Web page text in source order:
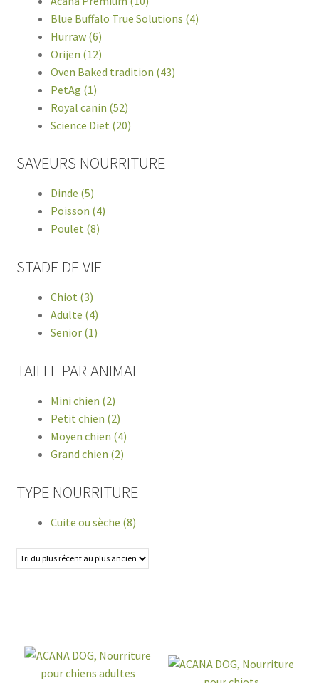
Blue Buffalo True Solutions (4)
Hurraw (6)
Orijen (12)
Oven Baked tradition (43)
PetAg (1)
Royal canin (52)
Science Diet (20)
SAVEURS NOURRITURE
Dinde (5)
Poisson (4)
Poulet (8)
STADE DE VIE
Chiot (3)
Adulte (4)
Senior (1)
TAILLE PAR ANIMAL
Mini chien (2)
Petit chien (2)
Moyen chien (4)
Grand chien (2)
TYPE NOURRITURE
Cuite ou sèche (8)